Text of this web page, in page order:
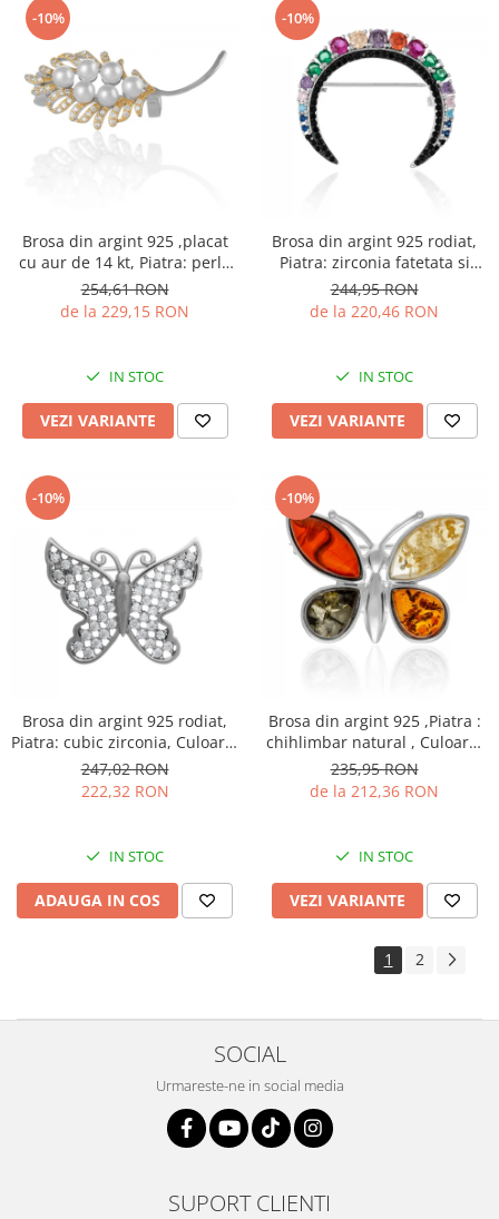
-10%
Brosa din argint 925 ,placat
cu aur de 14 kt, Piatra: perla
de laborator ,zirconia fatetata
si cubic zirconia , Culoare :
transparenta
254,61 RON
de la 229,15 RON
IN STOC
VEZI VARIANTE
-10%
Brosa din argint 925 rodiat,
Piatra: zirconia fatetata si
cubic zirconia , Culoare:
multicolor
244,95 RON
de la 220,46 RON
IN STOC
VEZI VARIANTE
-10%
Brosa din argint 925 rodiat,
Piatra: cubic zirconia, Culoare:
transparenta, Sonis Silver
247,02 RON
222,32 RON
IN STOC
ADAUGA IN COS
-10%
Brosa din argint 925 ,Piatra :
chihlimbar natural , Culoare:
multicolor,
235,95 RON
de la 212,36 RON
IN STOC
VEZI VARIANTE
1 2
SOCIAL
Urmareste-ne in social media
SUPORT CLIENTI